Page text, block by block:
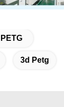
3d Petg